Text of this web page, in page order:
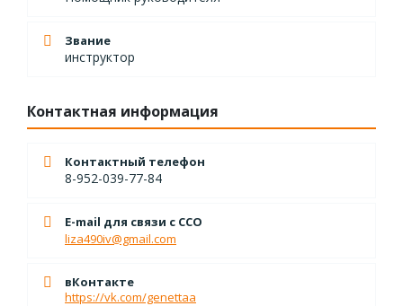
Звание
инструктор
Контактная информация
Контактный телефон
8-952-039-77-84
E-mail для связи с ССО
liza490iv@gmail.com
вКонтакте
https://vk.com/genettaa